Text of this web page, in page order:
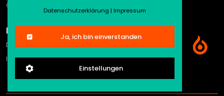
CMS-Vergleich
Rechtliches
Datenschutz
Impressum
Datenschutzerklärung |Impressum
Ja, ich bin einverstanden
Einstellungen